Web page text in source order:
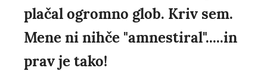
plačal ogromno glob. Kriv sem.
Mene ni nihče "amnestiral".....in
prav je tako!